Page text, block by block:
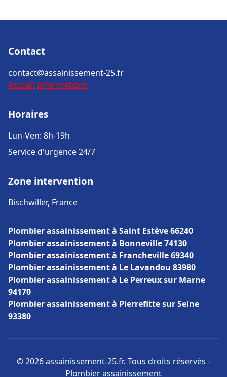
Contact
contact@assainissement-25.fr
Accueil Informations
Horaires
Lun-Ven: 8h-19h
Service d'urgence 24/7
Zone intervention
Bischwiller, France
Plombier assainissement à Saint Estève 66240
Plombier assainissement à Bonneville 74130
Plombier assainissement à Francheville 69340
Plombier assainissement à Le Lavandou 83980
Plombier assainissement à Le Perreux sur Marne
94170
Plombier assainissement à Pierrefitte sur Seine
93380
© 2026 assainissement-25.fr. Tous droits réservés -
Plombier assainissement